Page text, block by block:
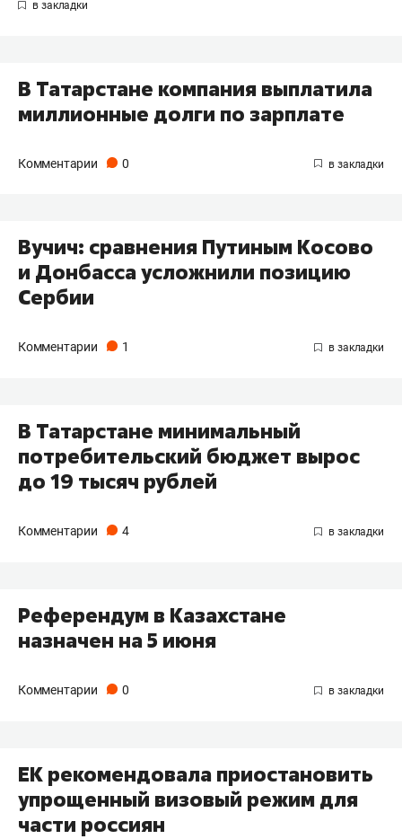
В Татарстане компания выплатила
миллионные долги по зарплате
Комментарии 0
Вучич: сравнения Путиным Косово
и Донбасса усложнили позицию
Сербии
Комментарии 1
В Татарстане минимальный
потребительский бюджет вырос
до 19 тысяч рублей
Комментарии 4
Референдум в Казахстане
назначен на 5 июня
Комментарии 0
ЕК рекомендовала приостановить
упрощенный визовый режим для
части россиян